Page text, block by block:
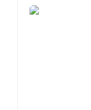
Turquía,